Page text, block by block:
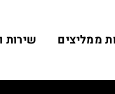
ממליצים שירות